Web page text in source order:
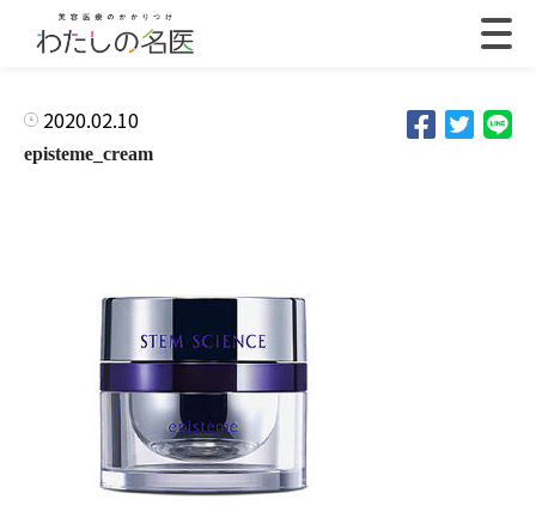
2020.02.10
episteme_cream